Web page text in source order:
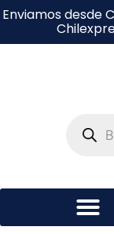
Enviamos desde